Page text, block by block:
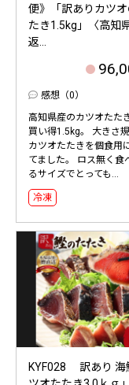
便》「訳ありカツ
たき1.5kg」〈高知
返...
感想（0）
高知県産のカツオたた
買い得1.5kg。 大きさ
カツオたたきを個食用
てました。 ロス無く食
るサイズでとっても...
冷凍
KYF028 訳あり 海